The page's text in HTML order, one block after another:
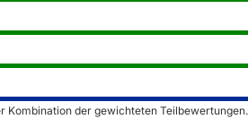
Kombination der gewichteten Teilbewertungen.